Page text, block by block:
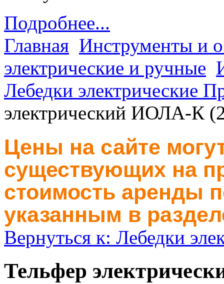
Подробнее...
Главная Инструменты и
электрические и ручные
Лебедки электрические
электрический ИОЛА-К
Цены на сайте
существующих на
стоимость аренды
указанным в
Вернуться к: Лебедки
Тельфер